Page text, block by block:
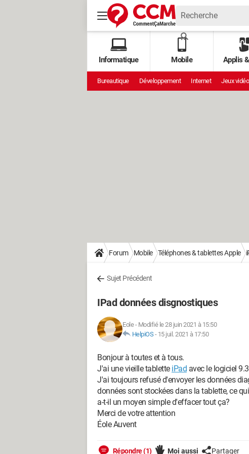
Informatique Mobile Applis
Bureautique Développement Internet Jeux vidéo
Forum Mobile Téléphones & tablettes Apple
Sujet Précédent
IPad données disgnostiques
Eole- Modifié le 28 juin 2021 à 15:50
HelpiOS- 15 juil. 2021 à 17:50
Bonjour à toutes et à tous.
J'ai une vieille tablette iPad avec le logiciel
J'ai toujours refusé d'envoyer les données
données sont stockées dans la tablette, ce
a-t-il un moyen simple d'effacer tout ça?
Merci de votre attention
Éole Auvent
Répondre (1) Moi aussi Partager